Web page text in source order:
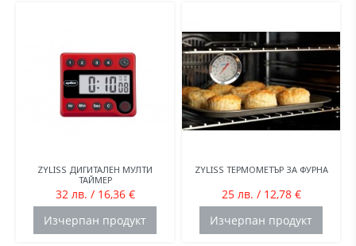
ZYLISS ДИГИТАЛЕН МУЛТИ
ТАЙМЕР
32 лв. / 16,36 €
Изчерпан продукт
ZYLISS ТЕРМОМЕТЪР ЗА ФУРНА
25 лв. / 12,78 €
Изчерпан продукт